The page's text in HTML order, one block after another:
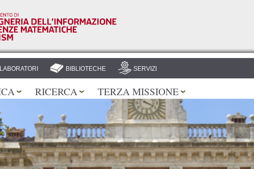
LABORATORI BIBLIOTECHE SERVIZI
RICERCA TERZA MISSIONE